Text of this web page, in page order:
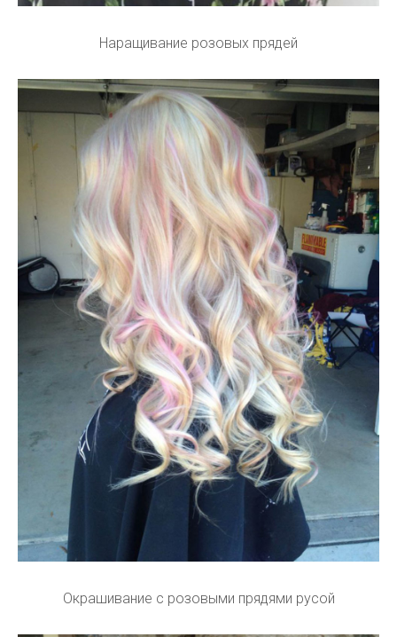
Наращивание розовых прядей
Окрашивание с розовыми прядями русой